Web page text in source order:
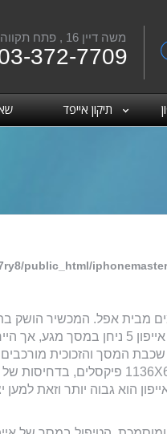
משה דיין 16 , פתח תקווה
372-7709
תיקון אייפד
public_html/
והמכירות החלו יומיים בלבד לאחר מכן. כמו קודמיו,
המסך והזכוכית